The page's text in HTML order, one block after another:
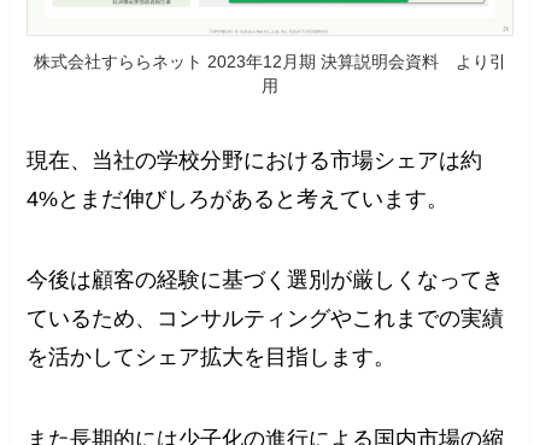
株式会社すららネット 2023年12月期 決算説明会資料 より引
用
現在、当社の学校分野における市場シェアは約
4%とまだ伸びしろがあると考えています。
今後は顧客の経験に基づく選別が厳しくなってき
ているため、コンサルティングやこれまでの実績
を活かしてシェア拡大を目指します。
また長期的には少子化の進行による国内市場の縮